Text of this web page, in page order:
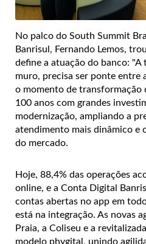
No palco do South Summit
Banrisul, Fernando Lemos,
define a atuação do banco: "A
muro, precisa ser ponte entre
o momento de transformação
100 anos com grandes
modernização, ampliando a
atendimento mais dinâmico e
do mercado.
Hoje, 88,4% das operações
online, e a Conta Digital
contas abertas no app em
está na integração. As novas
Praia, a Coliseu e a
modelo phygital, unindo